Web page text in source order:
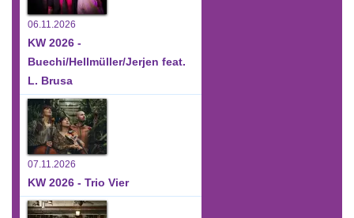
06.11.2026
KW 2026 -
Buechi/Hellmüller/Jerjen feat.
L. Brusa
07.11.2026
KW 2026 - Trio Vier